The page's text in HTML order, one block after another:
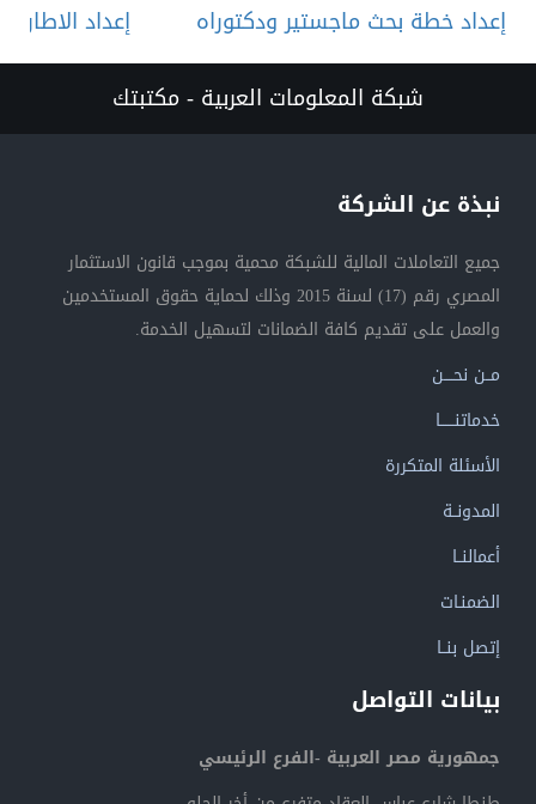
إعداد خطة بحث ماجستير ودكتوراه
إعداد الاطار
شبكة المعلومات العربية - مكتبتك
نبذة عن الشركة
جميع التعاملات المالية للشبكة محمية بموجب قانون الاستثمار
المصري رقم (17) لسنة 2015 وذلك لحماية حقوق المستخدمين
والعمل على تقديم كافة الضمانات لتسهيل الخدمة.
مــن نحــــن
خدماتنــــــا
الأسئلة المتكررة
المدونــة
أعمالنــا
الضمنـات
إتصل بنــا
بيانات التواصل
جمهورية مصر العربية -الفرع الرئيسي